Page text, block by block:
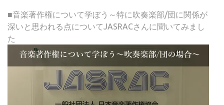
■音楽著作権について学ぼう～特に吹奏楽部/団に関係が
深いと思われる点についてJASRACさんに聞いてみまし
た